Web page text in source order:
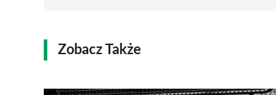
Zobacz Także